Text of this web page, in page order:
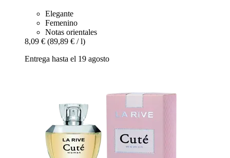
Elegante
Femenino
Notas orientales
8,09 € (89,89 € / l)
Entrega hasta el 19 agosto